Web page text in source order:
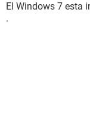
El Windows 7 esta
.